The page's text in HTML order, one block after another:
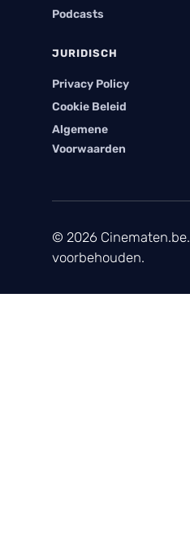
Podcasts
JURIDISCH
Privacy Policy
Cookie Beleid
Algemene
Voorwaarden
© 2026
voorbehouden.